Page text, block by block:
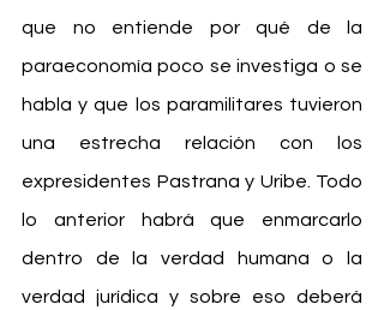
que no entiende por qué de la
paraeconomía poco se investiga o se
habla y que los paramilitares tuvieron
una estrecha relación con los
expresidentes Pastrana y Uribe. Todo
lo anterior habrá que enmarcarlo
dentro de la verdad humana o la
verdad jurídica y sobre eso deberá